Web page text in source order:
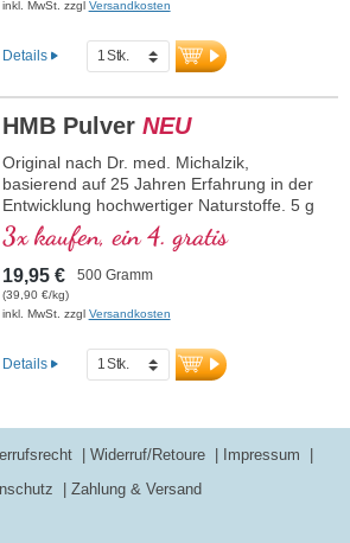
Derivat der für den Muskel wichtigen
Aminosäure Leucin.
inkl. MwSt. zzgl Versandkosten
Details
HMB Pulver NEU
Original nach Dr. med. Michalzik,
basierend auf 25 Jahren Erfahrung in der
Entwicklung hochwertiger Naturstoffe. 5 g
hochreines Calcium β-Hydroxy-β-
Methylbutyrat (HMB) pro Tagesdosierung,
davon 700 mg Calcium. Calcium β-
Hydroxy-β-Methylbutyrat (HMB) ist ein
natürlich vorkommendes Derivat der
hochreines β-Hydroxy-β-Methylbutyrat.
Die hochwertige Rohstoffqualität und die
mehr Informationen zu HMB Pulver
3x kaufen, ein 4. gratis
19,95 € 500 Gramm
(39,90 €/kg)
inkl. MwSt. zzgl Versandkosten
Details
Widerruf/Retoure
Impressum
Zahlung & Versand